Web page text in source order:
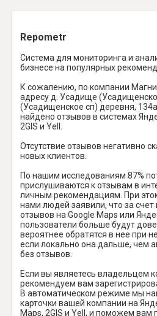
Repometr
Система для мониторинга и
бизнесе на популярных
К сожалению, по компании
адресу д. Усадище
(Усадищенское сп) деревня,
найдено отзывов в системах
2GIS и Yell.
Отсутствие отзывов негативно
новых клиентов.
По нашим исследованиям 87%
прислушиваются к отзывам в
личным рекомендациям. При
нами людей заявили, что за
отзывов на Google Maps или
пользователи больше будут
вероятнее обратятся в нее при
если локально она дальше, чем
без отзывов.
Если вы являетесь владельцем
рекомендуем вам
В автоматическом режиме мы
карточки вашей компании на
Maps, 2GIS и Yell, и поможем вам